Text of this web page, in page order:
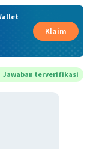
Klaim
Jawaban terverifikasi